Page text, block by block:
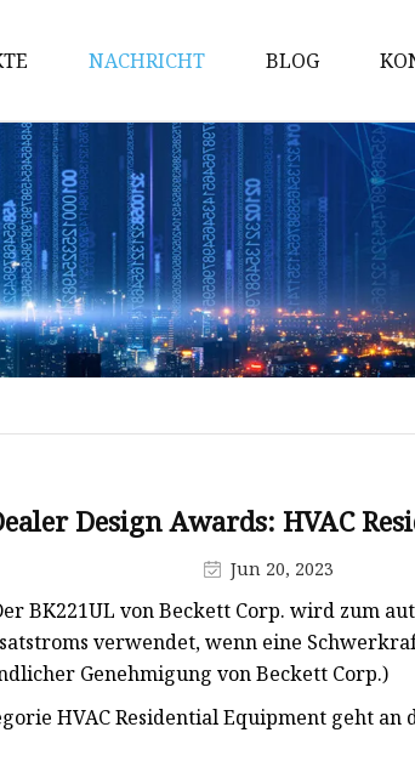
NACHRICHT BLOG
Design Awards: HVAC
Jun 20, 2023
BK221UL von Beckett Corp. wird zum
verwendet, wenn eine
Genehmigung von Beckett Corp.)
HVAC Residential Equipment geht an